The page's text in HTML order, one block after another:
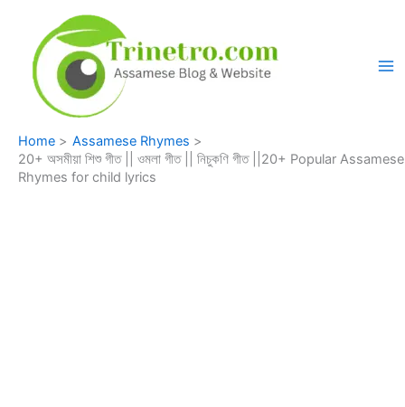
content
Home
Assamese Rhymes
20+ অসমীয়া শিশু গীত || ওমলা গীত || নিচুকণি গীত ||20+ Popular Assamese
Rhymes for child lyrics